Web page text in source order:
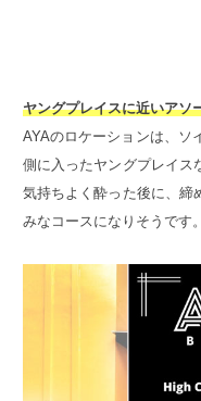
ヤングプレイスに近いアソ
AYAのロケーションは、ソ
側に入ったヤングプレイス
気持ちよく酔った後に、締
みなコースになりそうです。